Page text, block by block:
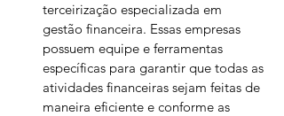
terceirização especializada em
gestão financeira. Essas empresas
possuem equipe e ferramentas
específicas para garantir que todas as
atividades financeiras sejam feitas de
maneira eficiente e conforme as